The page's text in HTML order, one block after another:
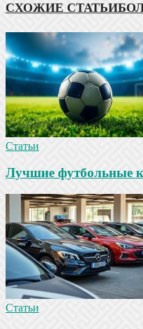
СХОЖИЕ СТАТЬИ
Статьи
Лучшие футбольные
Статьи